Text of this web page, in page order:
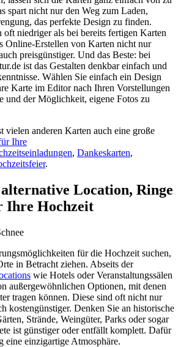
spart nicht nur den Weg zum Laden,
das perfekte Design zu finden.
oft niedriger als bei bereits fertigen Karten
Online-Erstellen von Karten nicht nur
preisgünstiger. Und das Beste: bei
ist das Gestalten denkbar einfach und
Wählen Sie einfach ein Design
Karte im Editor nach Ihren Vorstellungen
und der Möglichkeit, eigene Fotos zu
vielen anderen Karten auch eine große
Ihre
, Dankeskarten,
.
Location, Ringe
Ihre Hochzeit
für die Hochzeit suchen,
in Betracht ziehen. Abseits der
wie Hotels oder Veranstaltungssälen
außergewöhnlichen Optionen, mit denen
tragen können. Diese sind oft nicht nur
kostengünstiger. Denken Sie an historische
Strände, Weingüter, Parks oder sogar
ist günstiger oder entfällt komplett. Dafür
eine einzigartige Atmosphäre.